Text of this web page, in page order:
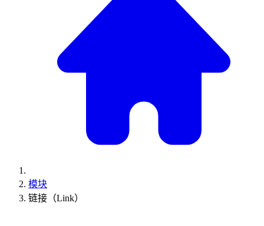
模块
链接（Link）